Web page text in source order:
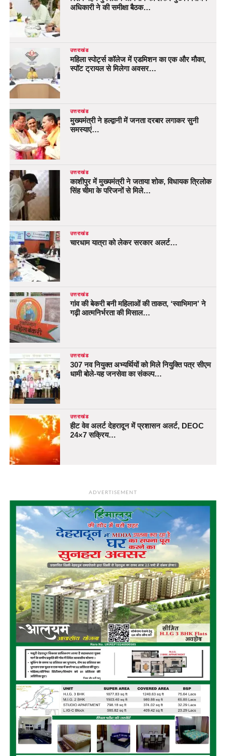
अधिकारी ने की समीक्षा बैठक…
उत्तराखंड
महिला स्पोर्ट्स कॉलेज में एडमिशन का एक और मौका,
स्पॉट ट्रायल से मिलेगा अवसर…
उत्तराखंड
मुख्यमंत्री ने हल्द्वानी में जनता दरबार लगाकर सुनी
समस्याएं…
उत्तराखंड
काशीपुर में मुख्यमंत्री ने जताया शोक, विधायक त्रिलोक
सिंह चीमा के परिजनों से मिले…
उत्तराखंड
चारधाम यात्रा को लेकर सरकार अलर्ट…
उत्तराखंड
गांव की बेकरी बनी महिलाओं की ताकत, ‘स्वाभिमान’ ने
गढ़ी आत्मनिर्भरता की मिसाल…
उत्तराखंड
307 नव नियुक्त अभ्यर्थियों को मिले नियुक्ति पत्र सीएम
धामी बोले-यह जनसेवा का संकल्प…
उत्तराखंड
हीट वेव अलर्ट देहरादून में प्रशासन अलर्ट, DEOC
24×7 सक्रिय…
ADVERTISEMENT